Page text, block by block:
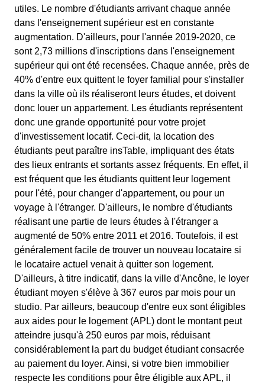
utiles. Le nombre d'étudiants arrivant chaque année
dans l'enseignement supérieur est en constante
augmentation. D'ailleurs, pour l'année 2019-2020, ce
sont 2,73 millions d'inscriptions dans l'enseignement
supérieur qui ont été recensées. Chaque année, près de
40% d'entre eux quittent le foyer familial pour s'installer
dans la ville où ils réaliseront leurs études, et doivent
donc louer un appartement. Les étudiants représentent
donc une grande opportunité pour votre projet
d'investissement locatif. Ceci-dit, la location des
étudiants peut paraître insTable, impliquant des états
des lieux entrants et sortants assez fréquents. En effet, il
est fréquent que les étudiants quittent leur logement
pour l'été, pour changer d'appartement, ou pour un
voyage à l'étranger. D'ailleurs, le nombre d'étudiants
réalisant une partie de leurs études à l'étranger a
augmenté de 50% entre 2011 et 2016. Toutefois, il est
généralement facile de trouver un nouveau locataire si
le locataire actuel venait à quitter son logement.
D'ailleurs, à titre indicatif, dans la ville d'Ancône, le loyer
étudiant moyen s'élève à 367 euros par mois pour un
studio. Par ailleurs, beaucoup d'entre eux sont éligibles
aux aides pour le logement (APL) dont le montant peut
atteindre jusqu'à 250 euros par mois, réduisant
considérablement la part du budget étudiant consacrée
au paiement du loyer. Ainsi, si votre bien immobilier
respecte les conditions pour être éligible aux APL, il